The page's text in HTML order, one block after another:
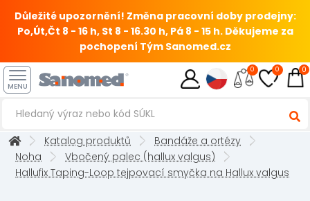
Důležité upozornění! Změna pracovní doby prodejny:
Po,Út,Čt 8 - 16 h, St 8 - 16.30 h, Pá 8 - 15 h. Děkujeme za
pochopení Tým Sanomed.cz
MENU
0 0 0
Katalog produktů
Bandáže a ortézy
Noha
Vbočený palec (hallux valgus)
Hallufix Taping-Loop tejpovací smyčka na Hallux valgus